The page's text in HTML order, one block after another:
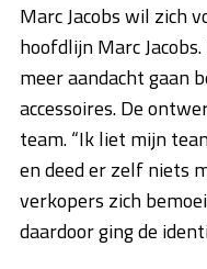
Marc Jacobs wil zich
hoofdlijn Marc
meer aandacht gaan
accessoires. De
team. “Ik liet mijn
en deed er zelf niets
verkopers zich
daardoor ging de